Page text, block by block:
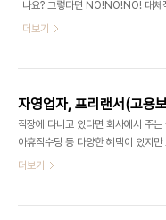
로 다녀오신다고 하더라도 저는 꼭 1
있는 힐튼 라페스타를 추천드리고 싶
고 한다면 부띠끄 호텔에 속하는데요
앞..
나요? 그렇다면 NO!NO!NO! 대체
료를 비교할때 4가지방법으로 이용
알려드리고 요즘 핫한 불꽃놀이가
힐튼 가격분석도 직접해드릴테니
호텔 공식 웹사이트 호텔 공식 웹사
약하는 경우, 때때로 특별 할인이나
을 수 있으시며, 무료회원가입을 통
다 한단계 위라면 룸 업그레이드,
더보기
직장에 다니고 있다면 회사에서 주
아휴직수당 등 다양한 혜택이 있지만
용자인 자영업자 혹은 프리랜서도 고
더보기